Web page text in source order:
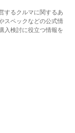
するクルマに関するあ
スペックなどの公式情
入検討に役立つ情報を